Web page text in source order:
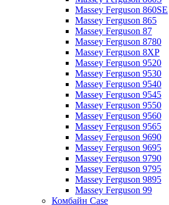
Massey Ferguson 860SE
Massey Ferguson 865
Massey Ferguson 87
Massey Ferguson 8780
Massey Ferguson 8XP
Massey Ferguson 9520
Massey Ferguson 9530
Massey Ferguson 9540
Massey Ferguson 9545
Massey Ferguson 9550
Massey Ferguson 9560
Massey Ferguson 9565
Massey Ferguson 9690
Massey Ferguson 9695
Massey Ferguson 9790
Massey Ferguson 9795
Massey Ferguson 9895
Massey Ferguson 99
Комбайн Case